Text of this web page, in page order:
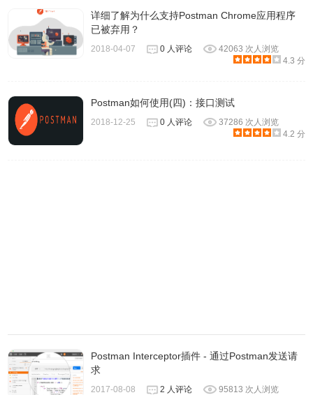
详细了解为什么支持Postman Chrome应用程序
已被弃用？
2018-04-07 0 人评论
42063 次人浏览
4.3 分
Postman如何使用(四)：接口测试
2018-12-25 0 人评论
37286 次人浏览
4.2 分
Postman Interceptor插件 - 通过Postman发送请
求
2017-08-08 2 人评论
95813 次人浏览